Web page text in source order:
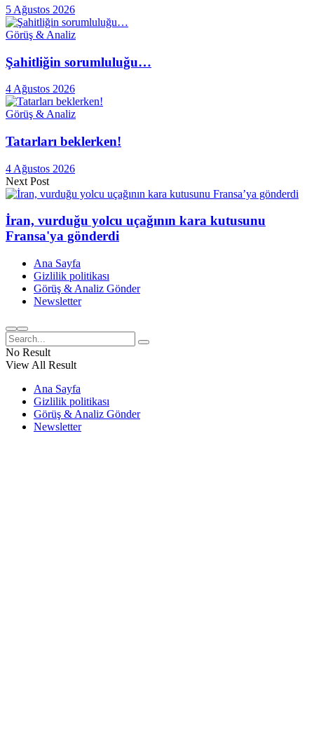
5 Ağustos 2026
Görüş & Analiz
Şahitliğin sorumluluğu…
4 Ağustos 2026
Görüş & Analiz
Tatarları beklerken!
4 Ağustos 2026
Next Post
İran, vurduğu yolcu uçağının kara kutusunu
Fransa'ya gönderdi
Ana Sayfa
Gizlilik politikası
Görüş & Analiz Gönder
Newsletter
No Result
View All Result
Ana Sayfa
Gizlilik politikası
Görüş & Analiz Gönder
Newsletter